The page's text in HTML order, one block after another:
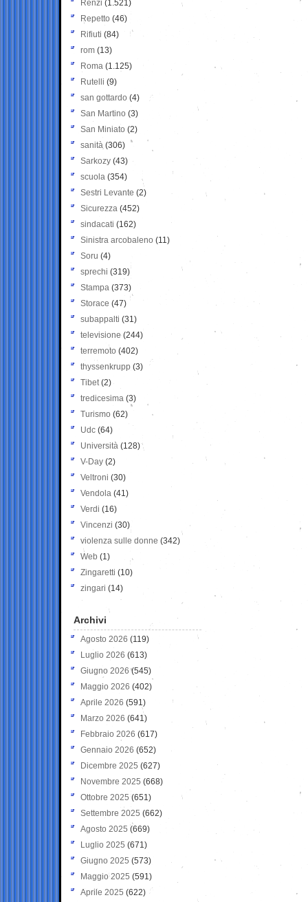
Renzi (1.521)
Repetto (46)
Rifiuti (84)
rom (13)
Roma (1.125)
Rutelli (9)
san gottardo (4)
San Martino (3)
San Miniato (2)
sanità (306)
Sarkozy (43)
scuola (354)
Sestri Levante (2)
Sicurezza (452)
sindacati (162)
Sinistra arcobaleno (11)
Soru (4)
sprechi (319)
Stampa (373)
Storace (47)
subappalti (31)
televisione(244)
terremoto (402)
thyssenkrupp (3)
Tibet(2)
tredicesima (3)
Turismo (62)
Udc (64)
Università (128)
V-Day (2)
Veltroni (30)
Vendola (41)
Verdi (16)
Vincenzi (30)
violenza sulle donne (342)
Web (1)
Zingaretti (10)
zingari (14)
Archivi
Agosto 2026 (119)
Luglio 2026 (613)
Giugno 2026 (545)
Maggio 2026 (402)
Aprile 2026 (591)
Marzo 2026 (641)
Febbraio 2026 (617)
Gennaio 2026 (652)
Dicembre 2025 (627)
Novembre 2025 (668)
Ottobre 2025 (651)
Settembre 2025 (662)
Agosto 2025 (669)
Luglio 2025 (671)
Giugno 2025 (573)
Maggio 2025 (591)
Aprile 2025 (622)